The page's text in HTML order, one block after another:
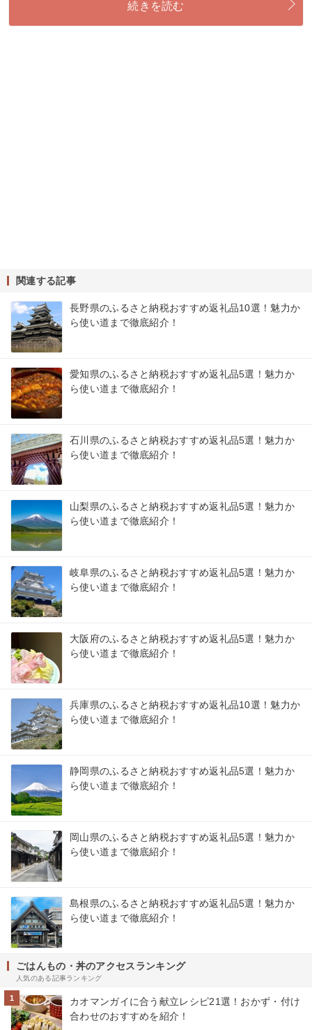
続きを読む
関連する記事
長野県のふるさと納税おすすめ返礼品10選！魅力か
ら使い道まで徹底紹介！
愛知県のふるさと納税おすすめ返礼品5選！魅力か
ら使い道まで徹底紹介！
石川県のふるさと納税おすすめ返礼品5選！魅力か
ら使い道まで徹底紹介！
山梨県のふるさと納税おすすめ返礼品5選！魅力か
ら使い道まで徹底紹介！
岐阜県のふるさと納税おすすめ返礼品5選！魅力か
ら使い道まで徹底紹介！
大阪府のふるさと納税おすすめ返礼品5選！魅力か
ら使い道まで徹底紹介！
兵庫県のふるさと納税おすすめ返礼品10選！魅力か
ら使い道まで徹底紹介！
静岡県のふるさと納税おすすめ返礼品5選！魅力か
ら使い道まで徹底紹介！
岡山県のふるさと納税おすすめ返礼品5選！魅力か
ら使い道まで徹底紹介！
島根県のふるさと納税おすすめ返礼品5選！魅力か
ら使い道まで徹底紹介！
ごはんもの・丼のアクセスランキング
人気のある記事ランキング
1
カオマンガイに合う献立レシピ21選！おかず・付け
合わせのおすすめを紹介！